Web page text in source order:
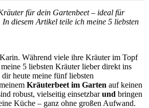
für dein Gartenbeet – ideal für
diesem Artikel teile ich meine 5 liebsten
Während viele ihre Kräuter im Topf
5 liebsten Kräuter lieber direkt ins
heute meine fünf liebsten
Kräuterbeet im Garten auf keinen
robust, vielseitig einsetzbarund bringen
Küche – ganz ohne großen Aufwand.